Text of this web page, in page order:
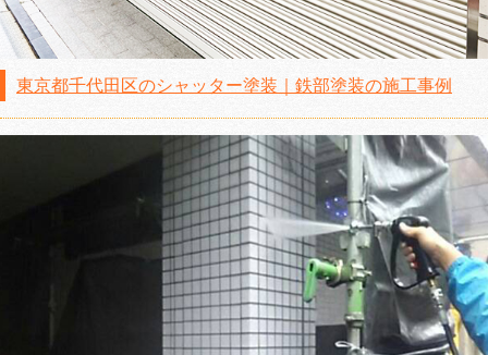
東京都千代田区のシャッター塗装｜鉄部塗装の施工事例